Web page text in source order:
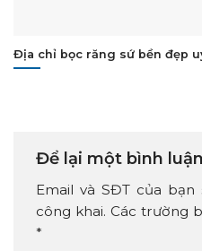
Địa chỉ bọc răng sứ bền đẹp
Để lại một bình luận
Email và SĐT của
công khai. Các trường
*